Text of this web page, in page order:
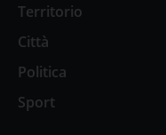
Territorio
Città
Politica
Sport